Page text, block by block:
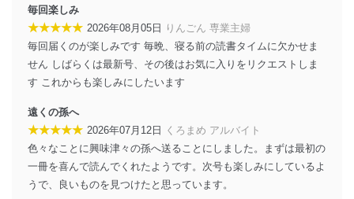
に、これらの法令及びその他の規範を常に適合させま
す。
個人情報の安全管理措置
当社は、個人情報の正確性及び安全性を確保するため
施し、個人情報の漏えい、滅失またはき損の防止及び是
正に努めます。
アクセス制御
個人データを取り扱うことのできる機器及び当該
機器を取り扱う従業者を明確化し、 個人データへ
の不要なアクセスを防止しています。
毎回楽しみ
★★★★★ 2026年08月05日
りんごん 専業主婦
毎回届くのが楽しみです 毎晩、寝る前の読書タイムに欠かせま
せん しばらくは最新号、その後はお気に入りをリクエストしま
す これからも楽しみにしたいます
遠くの孫へ
★★★★★ 2026年07月12日
くろまめ アルバイト
色々なことに興味津々の孫へ送ることにしました。まずは最初の
一冊を喜んで読んでくれたようです。次号も楽しみにしているよ
うで、良いものを見つけたと思っています。